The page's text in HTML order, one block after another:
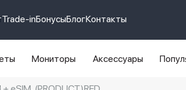
Trade-inБонусыБлогКонтакты
Мониторы Аксессуары